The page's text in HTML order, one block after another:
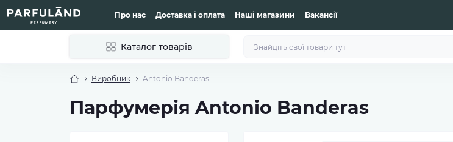
Про нас Доставка і оплата Наші магазини Вакансії
Каталог товарів
Виробник Antonio Banderas
Парфумерія Antonio Banderas